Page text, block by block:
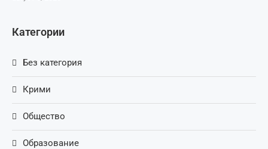
Категории
Без категория
Крими
Общество
Образование